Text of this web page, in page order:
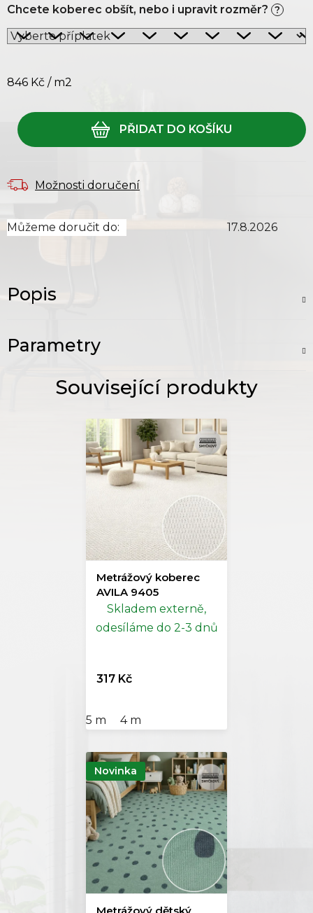
Chcete koberec obšít, nebo i upravit rozměr? ?
Můžeme doručit do: 17.8.2026
846 Kč / m2
Možnosti doručení
Popis
Parametry
Metrážový koberec
AVILA 9405
Skladem externě,
odesíláme do 2-3 dnů
317 Kč
5 m 4 m
Novinka